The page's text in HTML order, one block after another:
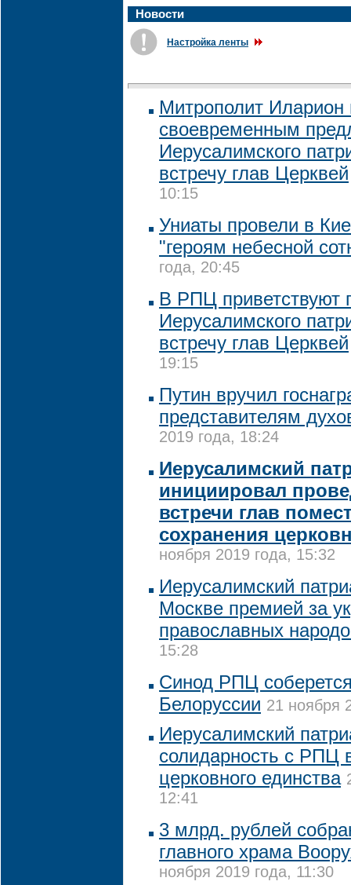
Новости
Настройка ленты
Митрополит Иларион
своевременным
Иерусалимского
встречу глав Церквей
10:15
Униаты провели в
"героям небесной
года, 20:45
В РПЦ приветствуют
Иерусалимского
встречу глав Церквей
19:15
Путин вручил
представителям
2019 года, 18:24
Иерусалимский
инициировал
встречи глав
сохранения
ноября 2019 года, 15:32
Иерусалимский
Москве премией за
православных
15:28
Синод РПЦ
Белоруссии 21 ноября
Иерусалимский
солидарность с РПЦ
церковного единства
12:41
3 млрд. рублей
главного храма
ноября 2019 года, 11:30